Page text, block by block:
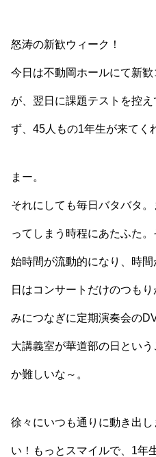
怒涛の新歓ウィーク！
今日は不動岡ホールにて新
が、翌日に課題テストを控
ず、45人もの1年生が来てく
まー。
それにしても毎日バタバタ
ってしまう時程にあたふた
始時間が流動的になり、時
日はコンサートだけのつも
みにつなぎに定期演奏会の
大講義室が華道部の日とい
か難しいな～。
徐々にいつも通りに動き出
い！もっとスマイルで、1年